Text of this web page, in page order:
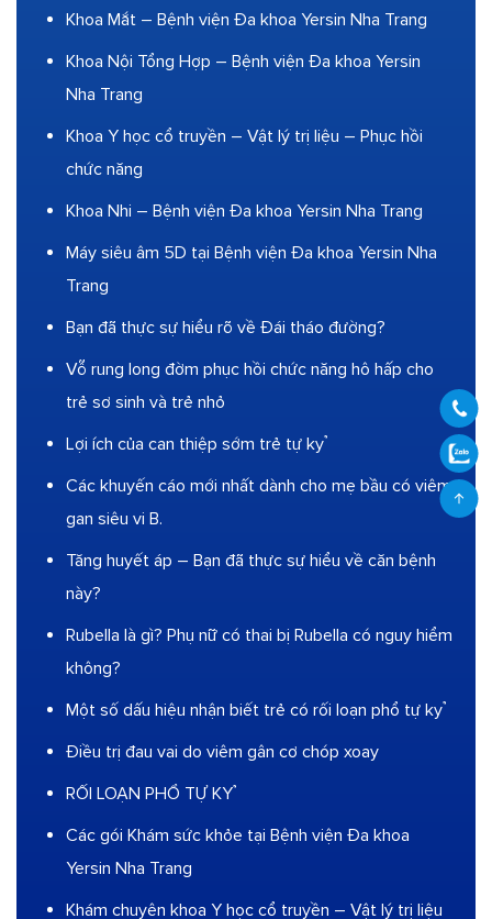
Khoa Mắt – Bệnh viện Đa khoa Yersin Nha Trang
Khoa Nội Tổng Hợp – Bệnh viện Đa khoa Yersin
Nha Trang
Khoa Y học cổ truyền – Vật lý trị liệu – Phục hồi
chức năng
Khoa Nhi – Bệnh viện Đa khoa Yersin Nha Trang
Máy siêu âm 5D tại Bệnh viện Đa khoa Yersin Nha
Trang
Bạn đã thực sự hiểu rõ về Đái tháo đường?
Vỗ rung long đờm phục hồi chức năng hô hấp cho
trẻ sơ sinh và trẻ nhỏ
Lợi ích của can thiệp sớm trẻ tự kỷ
Các khuyến cáo mới nhất dành cho mẹ bầu có viêm
gan siêu vi B.
Tăng huyết áp – Bạn đã thực sự hiểu về căn bệnh
này?
Rubella là gì? Phụ nữ có thai bị Rubella có nguy hiểm
không?
Một số dấu hiệu nhận biết trẻ có rối loạn phổ tự kỷ
Điều trị đau vai do viêm gân cơ chóp xoay
RỐI LOẠN PHỔ TỰ KỶ
Các gói Khám sức khỏe tại Bệnh viện Đa khoa
Yersin Nha Trang
Khám chuyên khoa Y học cổ truyền – Vật lý trị liệu